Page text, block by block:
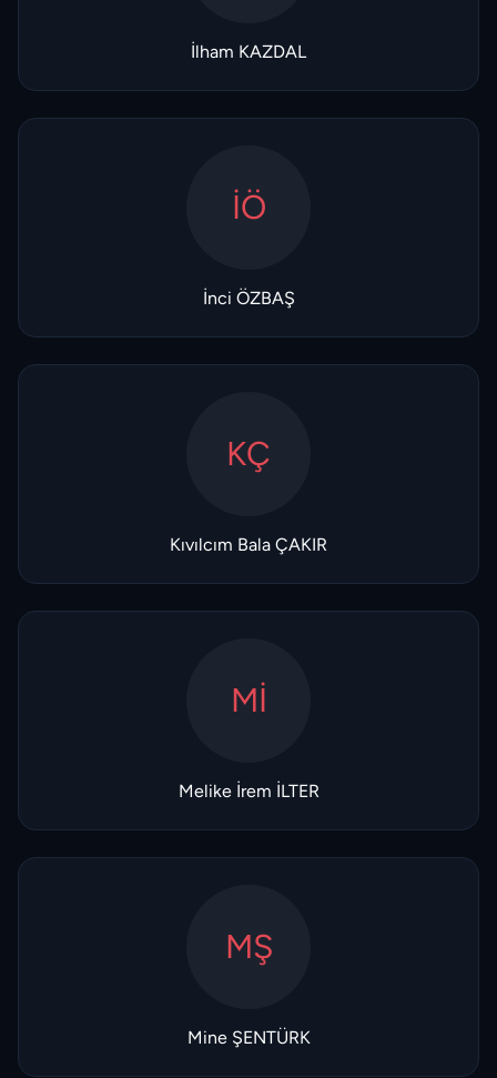
İlham KAZDAL
İÖ
İnci ÖZBAŞ
KÇ
Kıvılcım Bala ÇAKIR
Mİ
Melike İrem İLTER
MŞ
Mine ŞENTÜRK